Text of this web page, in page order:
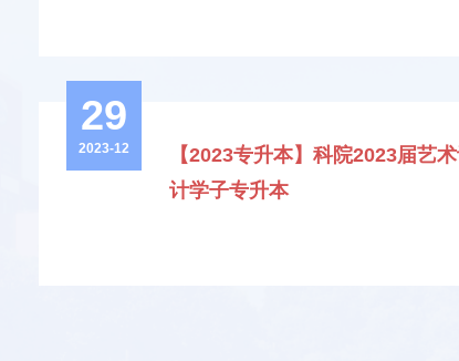
29
2023-12
【2023专升本】科院2023届艺
计学子专升本